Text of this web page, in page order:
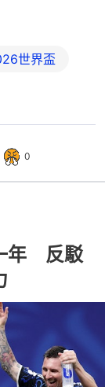
世界盃
0
年 反駁